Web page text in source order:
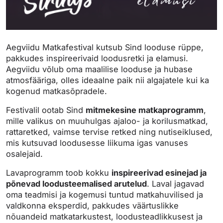
Aegviidu Matkafestival kutsub Sind looduse rüppe,
pakkudes inspireerivaid loodusretki ja elamusi.
Aegviidu võlub oma maalilise looduse ja hubase
atmosfääriga, olles ideaalne paik nii algajatele kui ka
kogenud matkasõpradele.
Festivalil ootab Sind mitmekesine matkaprogramm,
mille valikus on muuhulgas ajaloo- ja korilusmatkad,
rattaretked, vaimse tervise retked ning nutiseiklused,
mis kutsuvad loodusesse liikuma igas vanuses
osalejaid.
Lavaprogramm toob kokku inspireerivad esinejad ja
põnevad loodusteemalised arutelud. Laval jagavad
oma teadmisi ja kogemusi tuntud matkahuvilised ja
valdkonna eksperdid, pakkudes väärtuslikke
nõuandeid matkatarkustest, loodusteadlikkusest ja